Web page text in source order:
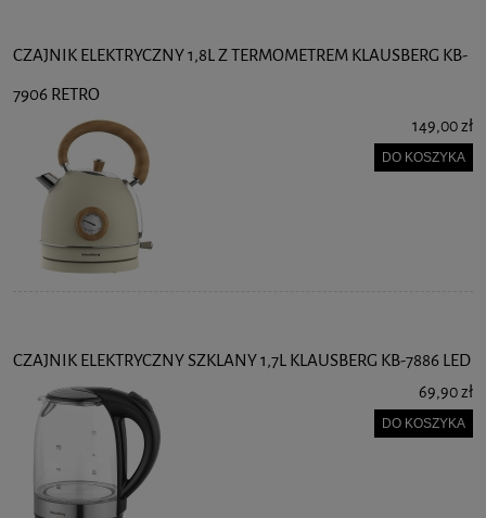
CZAJNIK ELEKTRYCZNY 1,8L Z TERMOMETREM KLAUSBERG KB-
7906 RETRO
149,00 zł
DO KOSZYKA
CZAJNIK ELEKTRYCZNY SZKLANY 1,7L KLAUSBERG KB-7886 LED
69,90 zł
DO KOSZYKA